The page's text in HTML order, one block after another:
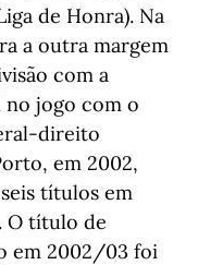
de Honra). Na
a outra margem
com a
no jogo com o
direito
em 2002,
títulos em
O título de
em 2002/03 foi